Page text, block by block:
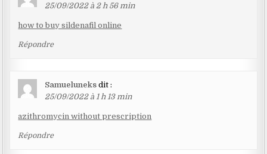
25/09/2022 à 2 h 56 min
how to buy sildenafil online
Répondre
Samueluneks dit :
25/09/2022 à 1 h 13 min
azithromycin without prescription
Répondre